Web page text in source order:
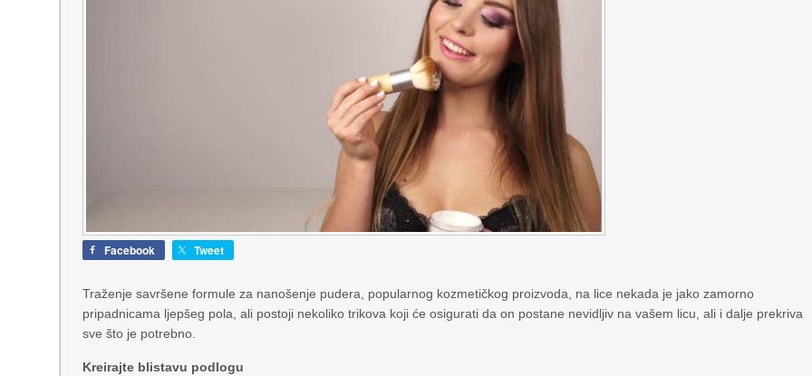
Facebook Tweet
Traženje savršene formule za nanošenje pudera, popularnog kozmetičkog proizvoda, na lice nekada je jako zamorno
pripadnicama ljepšeg pola, ali postoji nekoliko trikova koji će osigurati da on postane nevidljiv na vašem licu, ali i dalje prekriva
sve što je potrebno.
Kreirajte blistavu podlogu